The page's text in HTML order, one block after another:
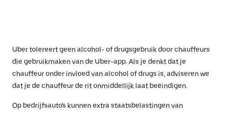
Uber tolereert geen alcohol- of drugsgebruik door chauffeurs
die gebruikmaken van de Uber-app. Als je denkt dat je
chauffeur onder invloed van alcohol of drugs is, adviseren we
dat je de chauffeur de rit onmiddellijk laat beëindigen.
Op bedrijfsauto's kunnen extra staatsbelastingen van